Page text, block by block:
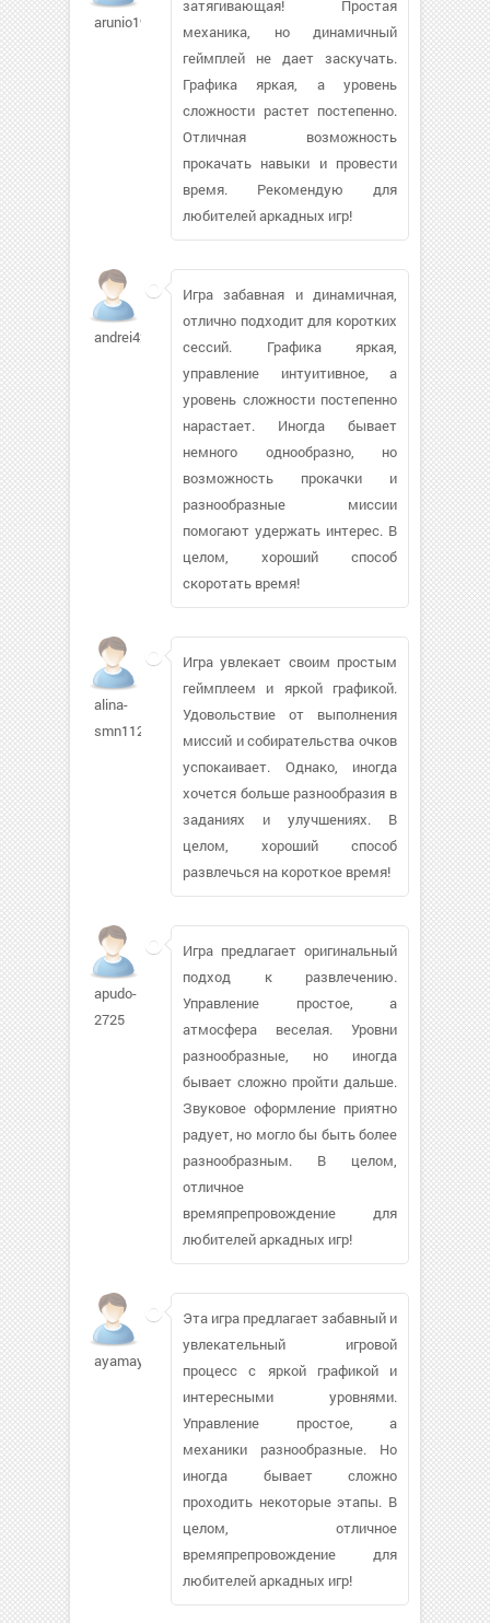
arunio1979
затягивающая! Простая
механика, но динамичный
геймплей не дает заскучать.
Графика яркая, а уровень
сложности растет постепенно.
Отличная возможность
прокачать навыки и провести
время. Рекомендую для
любителей аркадных игр!
andrei429
Игра забавная и динамичная,
отлично подходит для коротких
сессий. Графика яркая,
управление интуитивное, а
уровень сложности постепенно
нарастает. Иногда бывает
немного однообразно, но
возможность прокачки и
разнообразные миссии
помогают удержать интерес. В
целом, хороший способ
скоротать время!
alina-
smn112
Игра увлекает своим простым
геймплеем и яркой графикой.
Удовольствие от выполнения
миссий и собирательства очков
успокаивает. Однако, иногда
хочется больше разнообразия в
заданиях и улучшениях. В
целом, хороший способ
развлечься на короткое время!
apudo-
2725
Игра предлагает оригинальный
подход к развлечению.
Управление простое, а
атмосфера веселая. Уровни
разнообразные, но иногда
бывает сложно пройти дальше.
Звуковое оформление приятно
радует, но могло бы быть более
разнообразным. В целом,
отличное
времяпрепровождение для
любителей аркадных игр!
ayamaya13221
Эта игра предлагает забавный и
увлекательный игровой
процесс с яркой графикой и
интересными уровнями.
Управление простое, а
механики разнообразные. Но
иногда бывает сложно
проходить некоторые этапы. В
целом, отличное
времяпрепровождение для
любителей аркадных игр!